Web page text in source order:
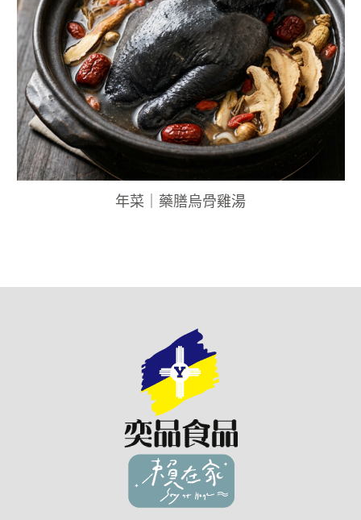
年菜｜藥膳烏骨雞湯